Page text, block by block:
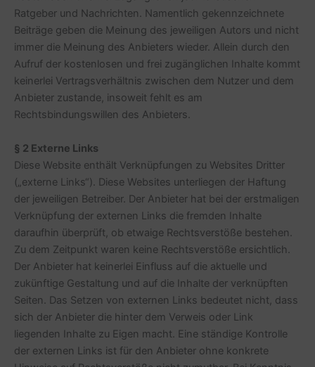
Ratgeber und Nachrichten. Namentlich gekennzeichnete
Beiträge geben die Meinung des jeweiligen Autors und nicht
immer die Meinung des Anbieters wieder. Allein durch den
Aufruf der kostenlosen und frei zugänglichen Inhalte kommt
keinerlei Vertragsverhältnis zwischen dem Nutzer und dem
Anbieter zustande, insoweit fehlt es am
Rechtsbindungswillen des Anbieters.
§ 2 Externe Links
Diese Website enthält Verknüpfungen zu Websites Dritter
(„externe Links“). Diese Websites unterliegen der Haftung
der jeweiligen Betreiber. Der Anbieter hat bei der erstmaligen
Verknüpfung der externen Links die fremden Inhalte
daraufhin überprüft, ob etwaige Rechtsverstöße bestehen.
Zu dem Zeitpunkt waren keine Rechtsverstöße ersichtlich.
Der Anbieter hat keinerlei Einfluss auf die aktuelle und
zukünftige Gestaltung und auf die Inhalte der verknüpften
Seiten. Das Setzen von externen Links bedeutet nicht, dass
sich der Anbieter die hinter dem Verweis oder Link
liegenden Inhalte zu Eigen macht. Eine ständige Kontrolle
der externen Links ist für den Anbieter ohne konkrete